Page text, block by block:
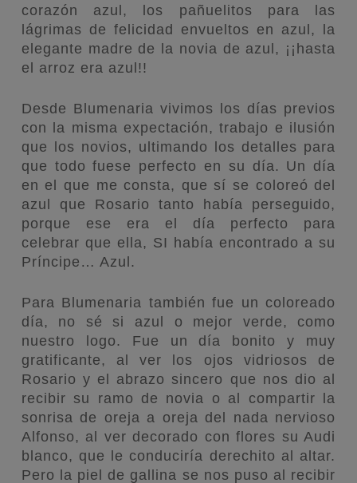
corazón azul, los pañuelitos para las
lágrimas de felicidad envueltos en azul, la
elegante madre de la novia de azul, ¡¡hasta
el arroz era azul!!
Desde Blumenaria vivimos los días previos
con la misma expectación, trabajo e ilusión
que los novios, ultimando los detalles para
que todo fuese perfecto en su día. Un día
en el que me consta, que sí se coloreó del
azul que Rosario tanto había perseguido,
porque ese era el día perfecto para
celebrar que ella, SI había encontrado a su
Príncipe… Azul.
Para Blumenaria también fue un coloreado
día, no sé si azul o mejor verde, como
nuestro logo. Fue un día bonito y muy
gratificante, al ver los ojos vidriosos de
Rosario y el abrazo sincero que nos dio al
recibir su ramo de novia o al compartir la
sonrisa de oreja a oreja del nada nervioso
Alfonso, al ver decorado con flores su Audi
blanco, que le conduciría derechito al altar.
Pero la piel de gallina se nos puso al recibir